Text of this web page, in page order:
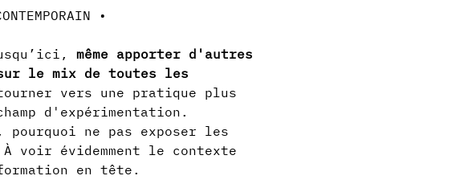
même apporter d'autres
le mix de toutes les
vers une pratique plus
d'expérimentation.
ne pas exposer les
voir évidemment le contexte
en tête.